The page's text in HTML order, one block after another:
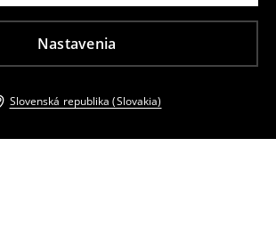
Nastavenia
Slovenská republika (Slovakia)